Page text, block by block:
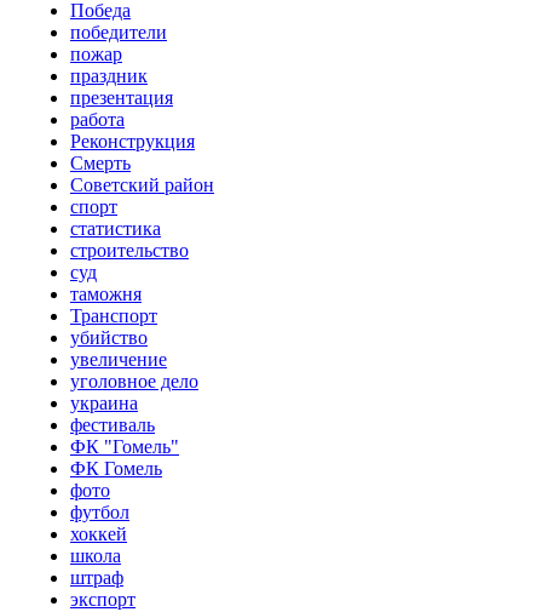
Победа
победители
пожар
праздник
презентация
работа
Реконструкция
Смерть
Советский район
спорт
статистика
строительство
суд
таможня
Транспорт
убийство
увеличение
уголовное дело
украина
фестиваль
ФК "Гомель"
ФК Гомель
фото
футбол
хоккей
школа
штраф
экспорт